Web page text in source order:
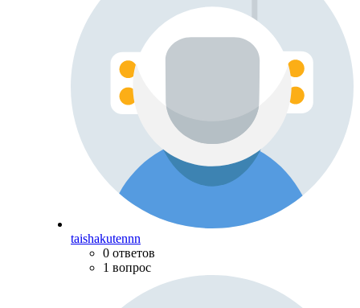
taishakutennn
0 ответов
1 вопрос